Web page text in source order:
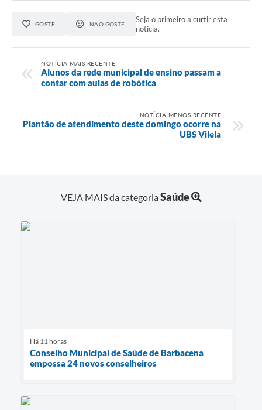
GOSTEI NÃO GOSTEI
Seja o primeiro a curtir esta
notícia.
NOTÍCIA MAIS RECENTE
Alunos da rede municipal de ensino passam a
contar com aulas de robótica
NOTÍCIA MENOS RECENTE
Plantão de atendimento deste domingo ocorre na
UBS Vilela
VEJA MAIS da categoriaSaúde
Há 11 horas
Conselho Municipal de Saúde de Barbacena
empossa 24 novos conselheiros